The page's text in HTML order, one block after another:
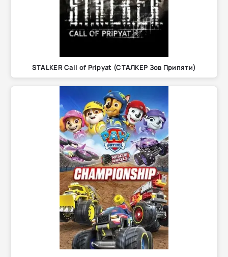
STALKER Call of Pripyat (СТАЛКЕР Зов Припяти)